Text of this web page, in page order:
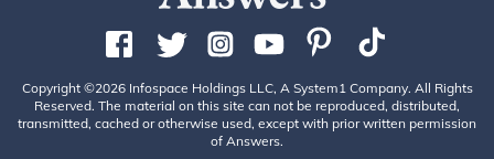
Copyright ©2026 Infospace Holdings LLC, A System1 Company. All Rights
Reserved. The material on this site can not be reproduced, distributed,
transmitted, cached or otherwise used, except with prior written permission
of Answers.